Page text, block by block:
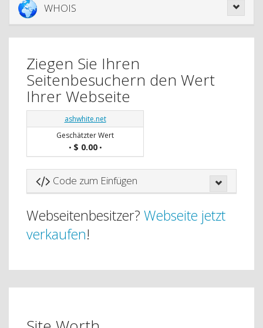
WHOIS
Ziegen Sie Ihren
Seitenbesuchern den Wert
Ihrer Webseite
ashwhite.net
Geschätzter Wert
• $ 0.00•
Code zum Einfügen
Webseitenbesitzer? Webseite jetzt
verkaufen!